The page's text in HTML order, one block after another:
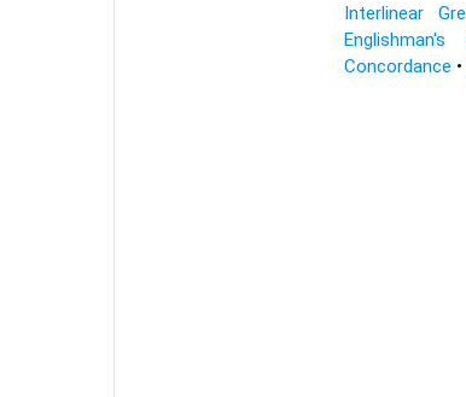
Interlinear
Concordance •